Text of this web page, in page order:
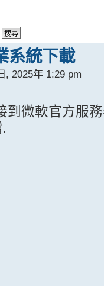
系統下載
, 2025年 1:29 pm
到微軟官方服